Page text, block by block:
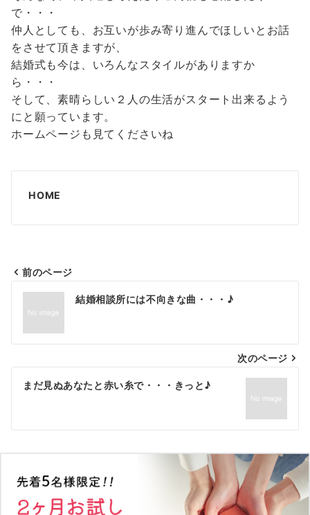
で・・・
仲人としても、お互いが歩み寄り進んでほしいとお話
をさせて頂きますが、
結婚式も今は、いろんなスタイルがありますか
ら・・・
そして、素晴らしい２人の生活がスタート出来るよう
にと願っています。
ホームページも見てくださいね
HOME
投
ナ
ビ
ゲ
シ
ョ
ン
前のページ
結婚相談所には不向きな曲・・・♪
次のページ
まだ見ぬあなたと赤い糸で・・・きっと♪